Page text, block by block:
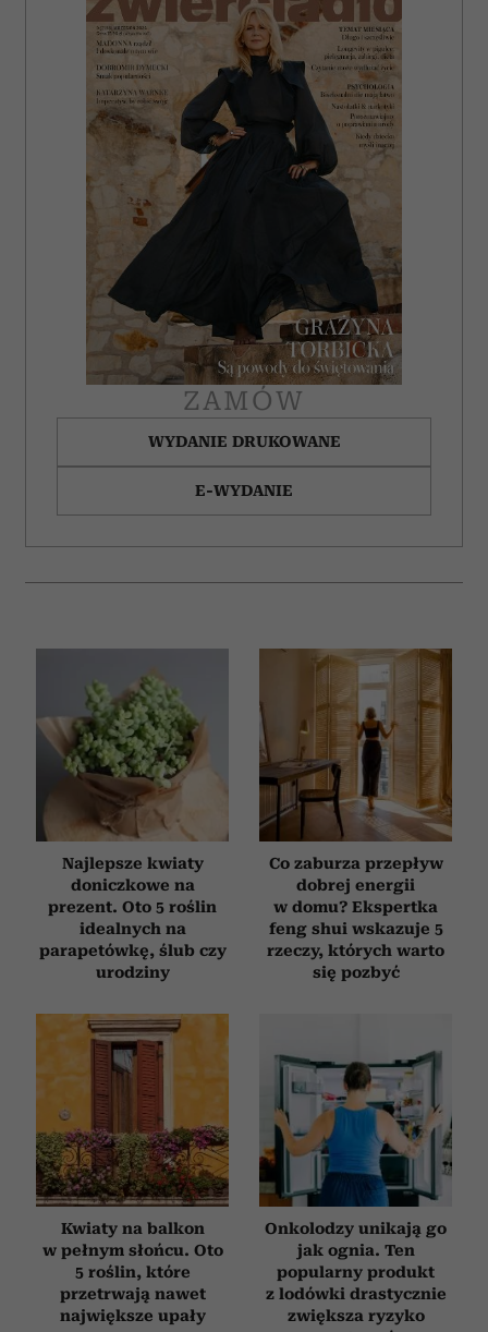
ZAMÓW
WYDANIE DRUKOWANE
E-WYDANIE
Najlepsze kwiaty
doniczkowe na
prezent. Oto 5 roślin
idealnych na
parapetówkę, ślub czy
urodziny
Co zaburza przepływ
dobrej energii
w domu? Ekspertka
feng shui wskazuje 5
rzeczy, których warto
się pozbyć
Kwiaty na balkon
w pełnym słońcu. Oto
5 roślin, które
przetrwają nawet
największe upały
Onkolodzy unikają go
jak ognia. Ten
popularny produkt
z lodówki drastycznie
zwiększa ryzyko